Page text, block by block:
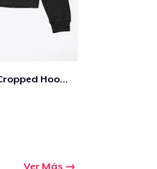
Raised & Redeemed Cropped Hoodie
Ver Más